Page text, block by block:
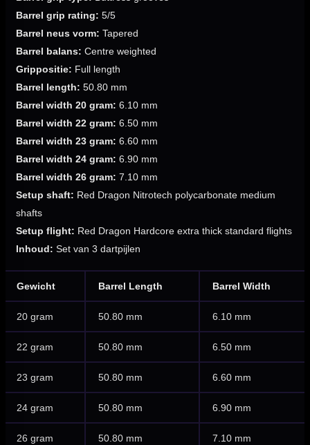
Barrel grip rating: 5/5
Barrel neus vorm: Tapered
Barrel balans: Centre weighted
Grippositie: Full length
Barrel length: 50.80 mm
Barrel width 20 gram: 6.10 mm
Barrel width 22 gram: 6.50 mm
Barrel width 23 gram: 6.60 mm
Barrel width 24 gram: 6.90 mm
Barrel width 26 gram: 7.10 mm
Setup shaft: Red Dragon Nitrotech polycarbonate medium
shafts
Setup flight: Red Dragon Hardcore extra thick standard flights
Inhoud: Set van 3 dartpijlen
Gewicht Barrel Length Barrel Width
20 gram 50.80 mm 6.10 mm
22 gram 50.80 mm 6.50 mm
23 gram 50.80 mm 6.60 mm
24 gram 50.80 mm 6.90 mm
26 gram 50.80 mm 7.10 mm